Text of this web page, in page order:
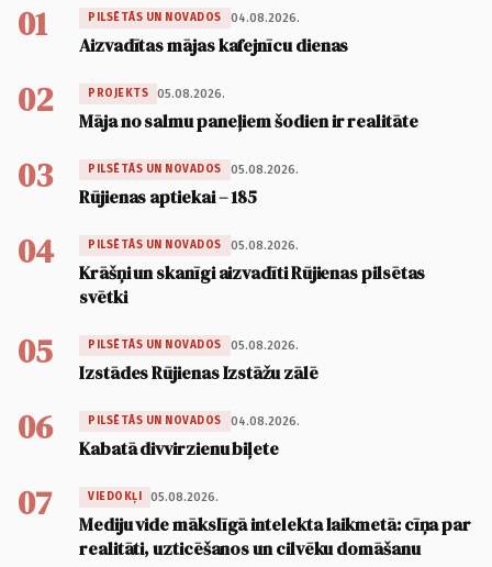
01 PILSĒTĀS UN NOVADOS 04.08.2026.
Aizvadītas mājas kafejnīcu dienas
02 PROJEKTS 05.08.2026.
Māja no salmu paneļiem šodien ir realitāte
03 PILSĒTĀS UN NOVADOS 05.08.2026.
Rūjienas aptiekai – 185
04 PILSĒTĀS UN NOVADOS 05.08.2026.
Krāšņi un skanīgi aizvadīti Rūjienas pilsētas
svētki
05 PILSĒTĀS UN NOVADOS 05.08.2026.
Izstādes Rūjienas Izstāžu zālē
06 PILSĒTĀS UN NOVADOS 04.08.2026.
Kabatā divvirzienu biļete
07 VIEDOKĻI 05.08.2026.
Mediju vide mākslīgā intelekta laikmetā: cīņa par
realitāti, uzticēšanos un cilvēku domāšanu